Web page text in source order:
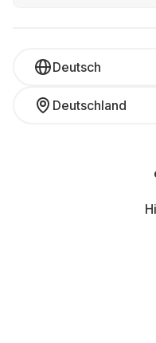
Deutsch
Deutschland